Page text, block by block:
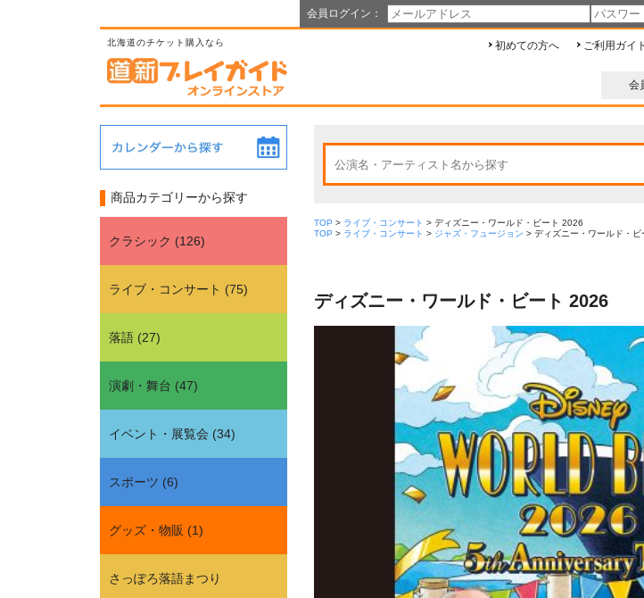
会員ログイン：
北海道のチケット購入なら 初めての方へ ご利用ガイ
会
商品カテゴリーから探す
クラシック (126)
ライブ・コンサート (75)
落語 (27)
演劇・舞台 (47)
イベント・展覧会 (34)
スポーツ (6)
グッズ・物販 (1)
さっぽろ落語まつり
TOP > ライブ・コンサート > ディズニー・ワールド・ビート 2026
TOP > ライブ・コンサート > ジャズ・フュージョン > ディズニー・ワールド・
ディズニー・ワールド・ビート 2026